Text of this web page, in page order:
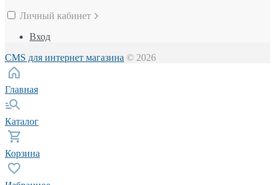
Личный кабинет
Вход
CMS для интернет магазина © 2026
Главная
Каталог
Корзина